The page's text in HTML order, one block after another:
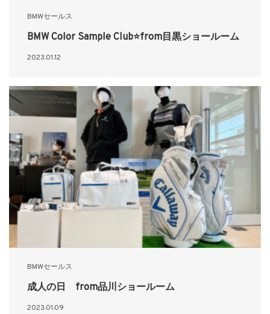
BMWセールス
BMW Color Sample Club⭐from目黒ショールーム
2023.01.12
BMWセールス
成人の日 from品川ショールーム
2023.01.09